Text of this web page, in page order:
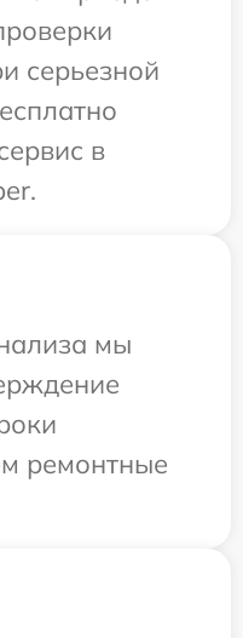
серьезной
в
мы
ремонтные